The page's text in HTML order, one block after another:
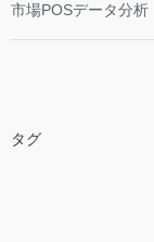
市場POSデータ分析
タグ